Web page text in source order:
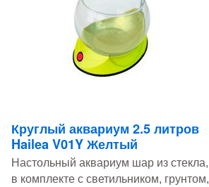
Круглый аквариум 2.5 литров
Hailea V01Y Желтый
Настольный аквариум шар из стекла,
в комплекте с светильником, грунтом,